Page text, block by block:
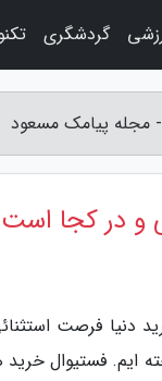
- مجله پیامک مسعود
و در کجا
دنیا فرصت
ایم. فستیوال
گردشگری